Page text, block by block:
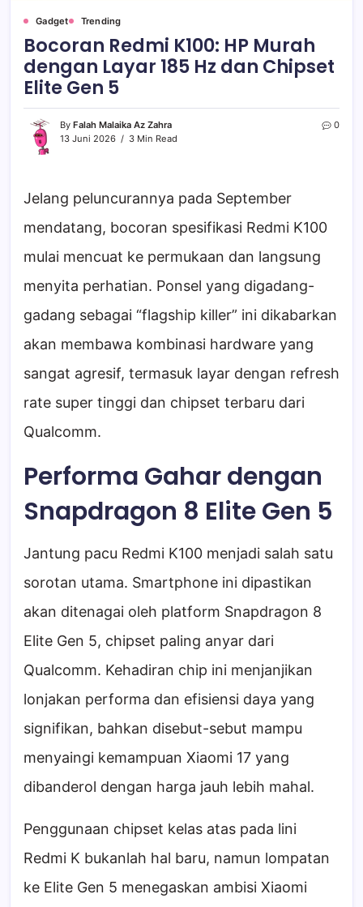
Gadget Trending
Bocoran Redmi K100: HP Murah
dengan Layar 185 Hz dan Chipset
Elite Gen 5
By Falah Malaika Az Zahra
13 Juni 2026
3 Min Read
0
Jelang peluncurannya pada September
mendatang, bocoran spesifikasi Redmi K100
mulai mencuat ke permukaan dan langsung
menyita perhatian. Ponsel yang digadang-
gadang sebagai “flagship killer” ini dikabarkan
akan membawa kombinasi hardware yang
sangat agresif, termasuk layar dengan refresh
rate super tinggi dan chipset terbaru dari
Qualcomm.
Performa Gahar dengan
Snapdragon 8 Elite Gen 5
Jantung pacu Redmi K100 menjadi salah satu
sorotan utama. Smartphone ini dipastikan
akan ditenagai oleh platform Snapdragon 8
Elite Gen 5, chipset paling anyar dari
Qualcomm. Kehadiran chip ini menjanjikan
lonjakan performa dan efisiensi daya yang
signifikan, bahkan disebut-sebut mampu
menyaingi kemampuan Xiaomi 17 yang
dibanderol dengan harga jauh lebih mahal.
Penggunaan chipset kelas atas pada lini
Redmi K bukanlah hal baru, namun lompatan
ke Elite Gen 5 menegaskan ambisi Xiaomi